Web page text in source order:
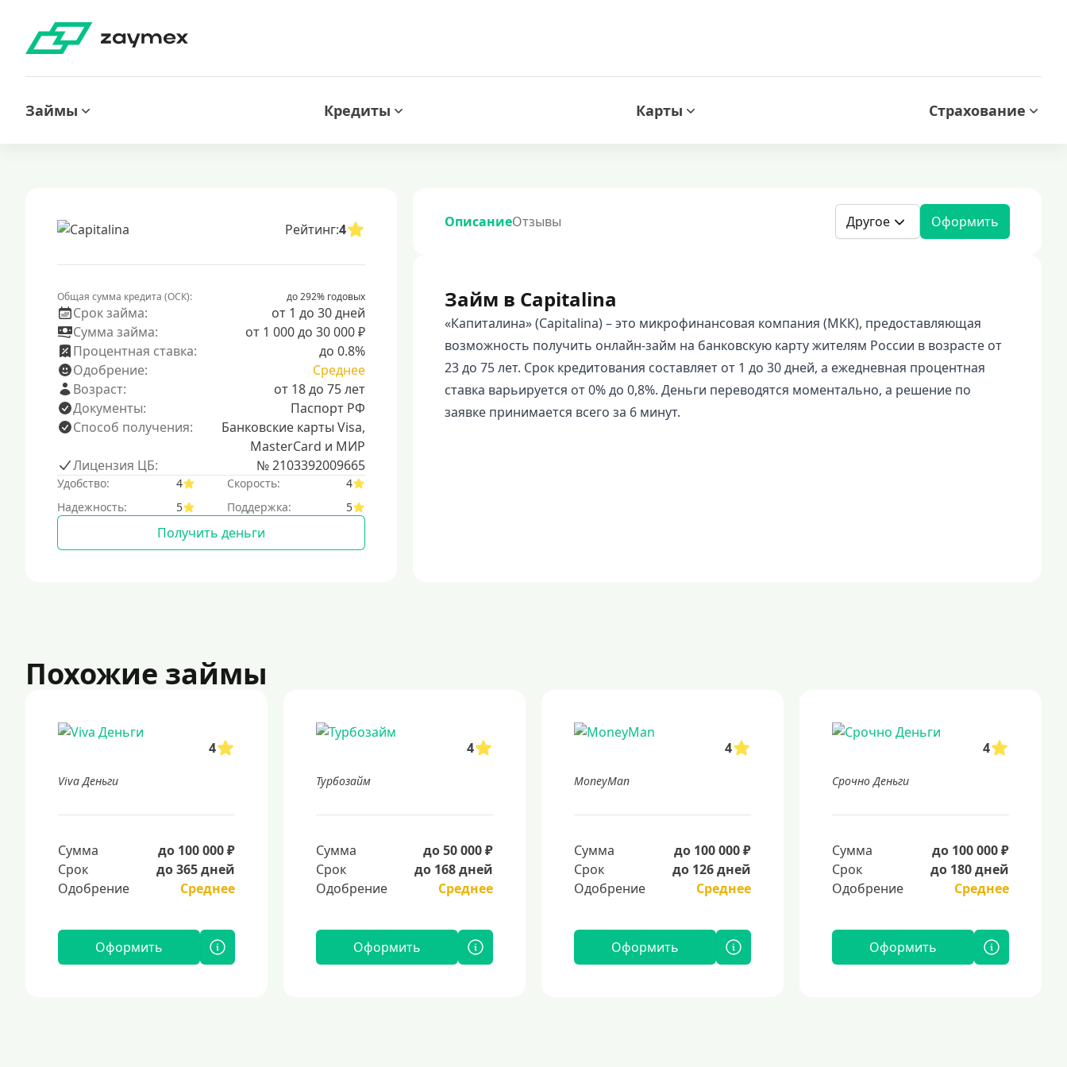
Займы Кредиты Карты Страхование
Рейтинг:4
Общая сумма кредита (ОСК): до 292% годовых
Срок займа:
от 1 до 30 дней
Сумма займа:
от 1 000 до 30 000 ₽
Процентная ставка:
до 0.8%
Одобрение:
Среднее
Возраст:
от 18 до 75 лет
Документы:
Паспорт РФ
Способ получения:
Банковские карты Visa,
MasterCard и МИР
Лицензия ЦБ:
№ 2103392009665
Удобство: 4 Скорость:
4
Надежность:
5 Поддержка: 5
Получить деньги
ОписаниеОтзывы Другое Оформить
Займ в Capitalina
«Капиталина» (Capitalina) – это микрофинансовая компания (МКК), предоставляющая
возможность получить онлайн-займ на банковскую карту жителям России в возрасте от
23 до 75 лет. Срок кредитования составляет от 1 до 30 дней, а ежедневная процентная
ставка варьируется от 0% до 0,8%. Деньги переводятся моментально, а решение по
заявке принимается всего за 6 минут.
Похожие займы
4
Viva Деньги
Сумма
до 100 000 ₽
Срок
до 365 дней
Одобрение
Среднее
Оформить
4
Турбозайм
Сумма
до 50 000 ₽
Срок
до 168 дней
Одобрение
Среднее
Оформить
4
MoneyMan
Сумма
до 100 000 ₽
Срок
до 126 дней
Одобрение
Среднее
Оформить
4
Срочно Деньги
Сумма
до 100 000 ₽
Срок
до 180 дней
Одобрение
Среднее
Оформить